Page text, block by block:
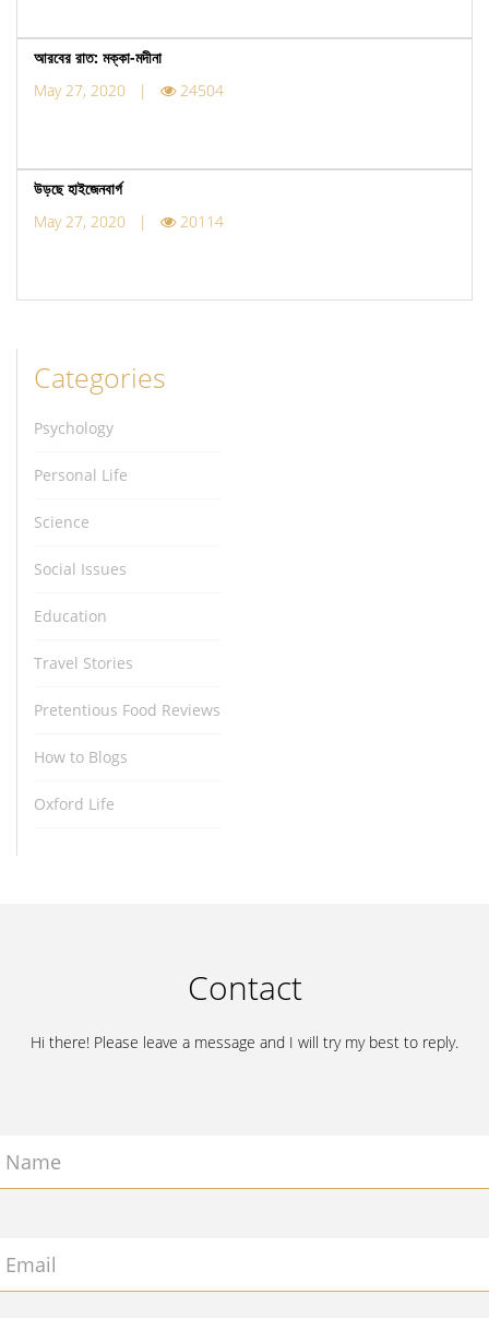
আরবের রাত: মক্কা-মদীনা
May 27, 2020 |
24504
উড়ছে হাইজেনবার্গ
May 27, 2020 |
20114
Categories
Psychology
Personal Life
Science
Social Issues
Education
Travel Stories
Pretentious Food Reviews
How to Blogs
Oxford Life
Contact
Hi there! Please leave a message and I will try my best to reply.
Name
Email